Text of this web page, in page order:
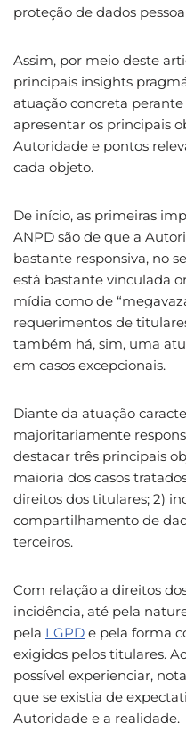
proteção de dados
Assim, por meio deste
principais insights
atuação concreta
apresentar os principais
Autoridade e pontos
cada objeto.
De início, as primeiras
ANPD são de que a
bastante responsiva, no
está bastante vinculada
mídia como de
requerimentos de
também há, sim, uma
em casos excepcionais.
Diante da atuação
majoritariamente
destacar três principais
maioria dos casos
direitos dos titulares; 2)
compartilhamento de
terceiros.
Com relação a direitos
incidência, até pela
pela LGPD e pela forma
exigidos pelos titulares.
possível experienciar,
que se existia de
Autoridade e a realidade.